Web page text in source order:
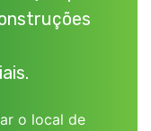
o local de